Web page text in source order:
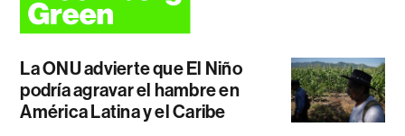
La ONU advierte que El Niño
podría agravar el hambre en
América Latina y el Caribe